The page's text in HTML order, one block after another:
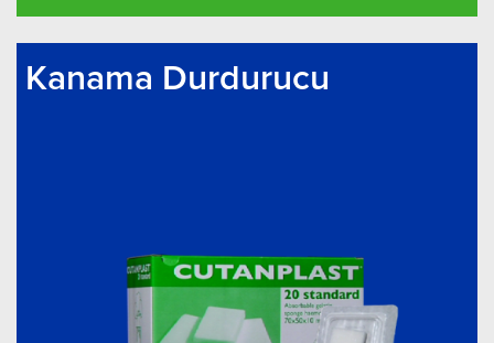
Kanama Durdurucu